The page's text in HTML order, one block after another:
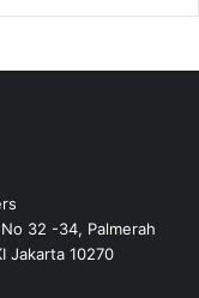
32 -34, Palmerah
Jakarta 10270